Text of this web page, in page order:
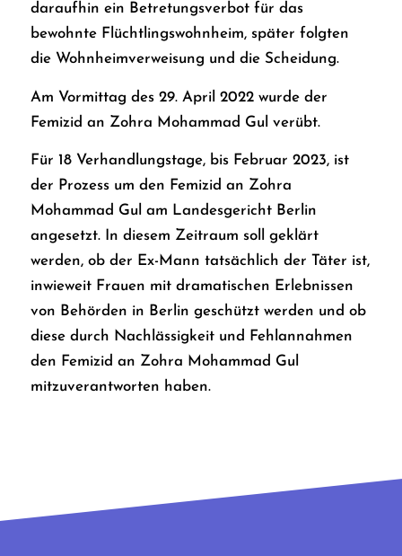
daraufhin ein Betretungsverbot für das
bewohnte Flüchtlingswohnheim, später folgten
die Wohnheimverweisung und die Scheidung.
Am Vormittag des 29. April 2022 wurde der
Femizid an Zohra Mohammad Gul verübt.
Für 18 Verhandlungstage, bis Februar 2023, ist
der Prozess um den Femizid an Zohra
Mohammad Gul am Landesgericht Berlin
angesetzt. In diesem Zeitraum soll geklärt
werden, ob der Ex-Mann tatsächlich der Täter ist,
inwieweit Frauen mit dramatischen Erlebnissen
von Behörden in Berlin geschützt werden und ob
diese durch Nachlässigkeit und Fehlannahmen
den Femizid an Zohra Mohammad Gul
mitzuverantworten haben.